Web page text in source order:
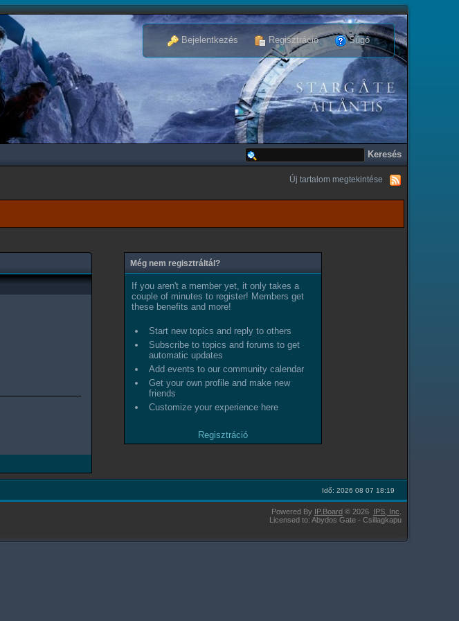
Bejelentkezés Regisztráció Súgó
Új tartalom megtekintése
Még nem regisztráltál?
If you aren't a member yet, it only takes a
couple of minutes to register! Members get
these benefits and more!
Start new topics and reply to others
Subscribe to topics and forums to get
automatic updates
Add events to our community calendar
Get your own profile and make new
friends
Customize your experience here
Regisztráció
Idő: 2026 08 07 18:19
Powered By IP.Board © 2026 IPS, Inc.
Licensed to: Abydos Gate - Csillagkapu